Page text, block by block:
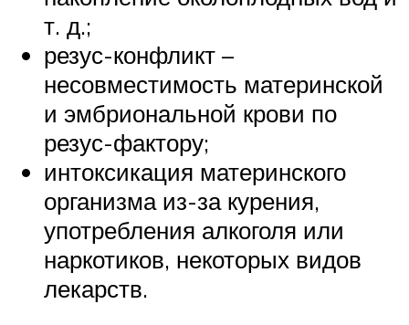
т. д.;
резус-конфликт –
несовместимость материнской
и эмбриональной крови по
резус-фактору;
интоксикация материнского
организма из-за курения,
употребления алкоголя или
наркотиков, некоторых видов
лекарств.